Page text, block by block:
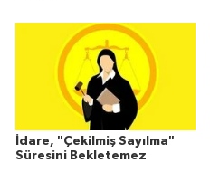
İdare, "Çekilmiş Sayılma"
Süresini Bekletemez